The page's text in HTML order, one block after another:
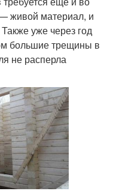
живой материал, и
уже через год
большие трещины в
не расперла